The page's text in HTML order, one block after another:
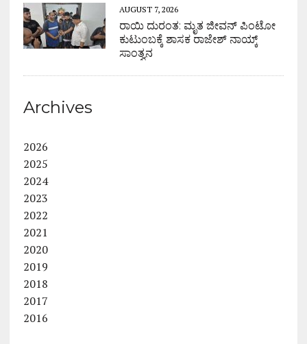
AUGUST 7, 2026
ರಾಯಿ ದುರಂತ: ಮೃತ ಜೀವನ್ ಪಿಂಟೋ
ಕುಟುಂಬಕ್ಕೆ ಶಾಸಕ ರಾಜೇಶ್ ನಾಯ್ಕ್
ಸಾಂತ್ವನ
Archives
2026
2025
2024
2023
2022
2021
2020
2019
2018
2017
2016